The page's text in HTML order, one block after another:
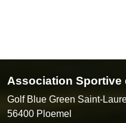
Association Sportive
Golf Blue Green Saint-
56400 Ploemel